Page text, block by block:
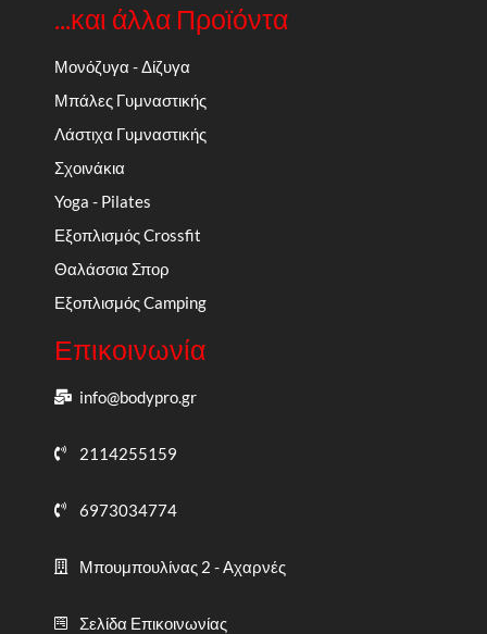
...και άλλα Προϊόντα
Μονόζυγα - Δίζυγα
Μπάλες Γυμναστικής
Λάστιχα Γυμναστικής
Σχοινάκια
Yoga - Pilates
Εξοπλισμός Crossfit
Θαλάσσια Σπορ
Εξοπλισμός Camping
Επικοινωνία
info@bodypro.gr
2114255159
6973034774
Μπουμπουλίνας 2 - Αχαρνές
Σελίδα Επικοινωνίας